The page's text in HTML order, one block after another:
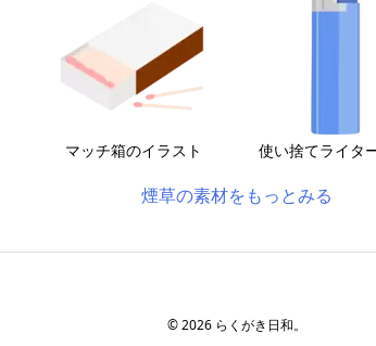
マッチ箱のイラスト
煙草の素材をもっとみる
©2026 らくがき日和。